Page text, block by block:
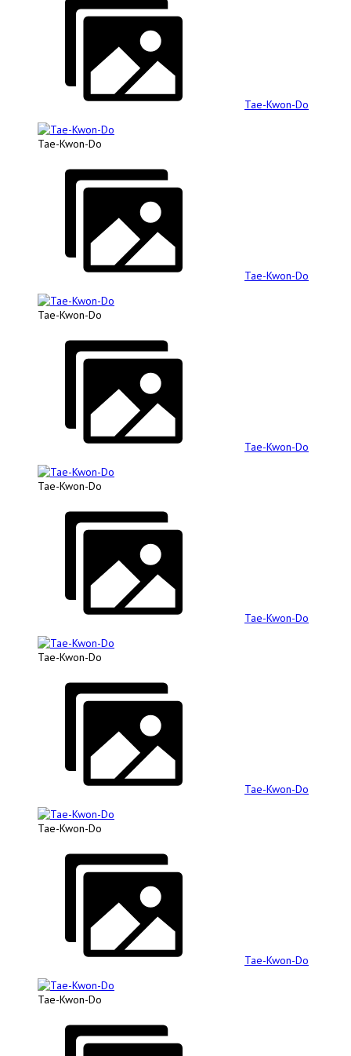
Tae-Kwon-Do
Tae-Kwon-Do
Tae-Kwon-Do
Tae-Kwon-Do
Tae-Kwon-Do
Tae-Kwon-Do
Tae-Kwon-Do
Tae-Kwon-Do
Tae-Kwon-Do
Tae-Kwon-Do
Tae-Kwon-Do
Tae-Kwon-Do